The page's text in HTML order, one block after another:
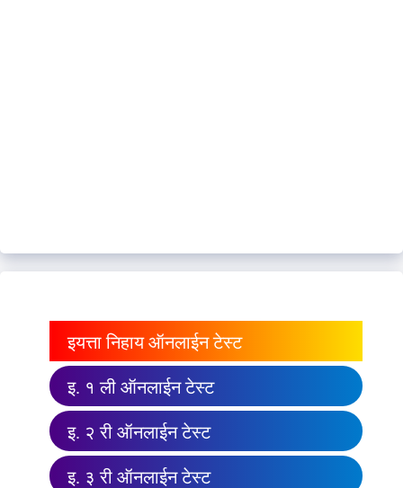
इयत्ता निहाय ऑनलाईन टेस्ट
इ. १ ली ऑनलाईन टेस्ट
इ. २ री ऑनलाईन टेस्ट
इ. ३ री ऑनलाईन टेस्ट